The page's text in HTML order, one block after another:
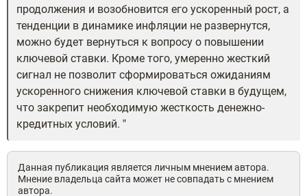
продолжения и возобновится его ускоренный рост, а
тенденции в динамике инфляции не развернутся,
можно будет вернуться к вопросу о повышении
ключевой ставки. Кроме того, умеренно жесткий
сигнал не позволит сформироваться ожиданиям
ускоренного снижения ключевой ставки в будущем,
что закрепит необходимую жесткость денежно-
кредитных условий.
Данная публикация является личным мнением автора.
Мнение владельца сайта может не совпадать с мнением
автора.